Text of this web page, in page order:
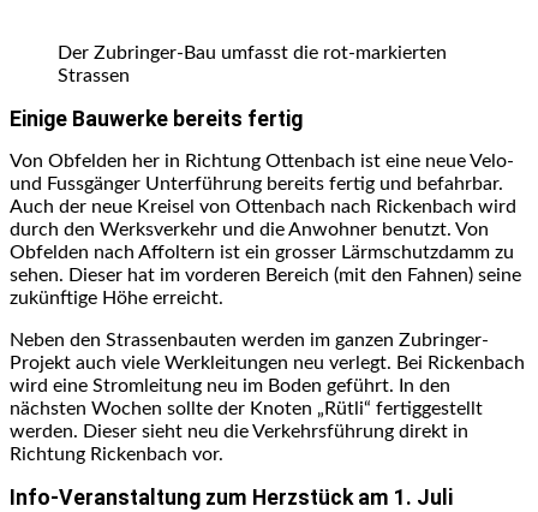
Der Zubringer-Bau umfasst die rot-markierten
Strassen
Einige Bauwerke bereits fertig
Von Obfelden her in Richtung Ottenbach ist eine neue Velo-
und Fussgänger Unterführung bereits fertig und befahrbar.
Auch der neue Kreisel von Ottenbach nach Rickenbach wird
durch den Werksverkehr und die Anwohner benutzt. Von
Obfelden nach Affoltern ist ein grosser Lärmschutzdamm zu
sehen. Dieser hat im vorderen Bereich (mit den Fahnen) seine
zukünftige Höhe erreicht.
Neben den Strassenbauten werden im ganzen Zubringer-
Projekt auch viele Werkleitungen neu verlegt. Bei Rickenbach
wird eine Stromleitung neu im Boden geführt. In den
nächsten Wochen sollte der Knoten „Rütli“ fertiggestellt
werden. Dieser sieht neu die Verkehrsführung direkt in
Richtung Rickenbach vor.
Info-Veranstaltung zum Herzstück am 1. Juli